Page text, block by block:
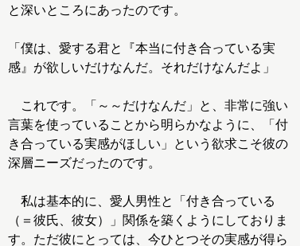
と深いところにあったのです。
「僕は、愛する君と『本当に付き合っている実
感』が欲しいだけなんだ。それだけなんだよ」
これです。「～～だけなんだ」と、非常に強い
言葉を使っていることから明らかなように、「付
き合っている実感がほしい」という欲求こそ彼の
深層ニーズだったのです。
私は基本的に、愛人男性と「付き合っている
（＝彼氏、彼女）」関係を築くようにしておりま
す。ただ彼にとっては、今ひとつその実感が得ら